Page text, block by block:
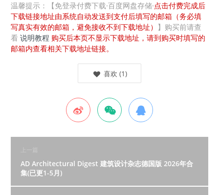
温馨提示：【免登录付费下载·百度网盘存储·点击付费完成后
下载链接地址由系统自动发送到支付后填写的邮箱（务必填
写真实有效的邮箱，避免接收不到下载地址） 】购买前请查
看 说明教程 购买后本页不显示下载地址，请到购买时填写的
邮箱内查看相关下载地址链接。
喜欢 (1)
上一篇
AD Architectural Digest 建筑设计杂志德国版 2026年合
集(已更1-5月)